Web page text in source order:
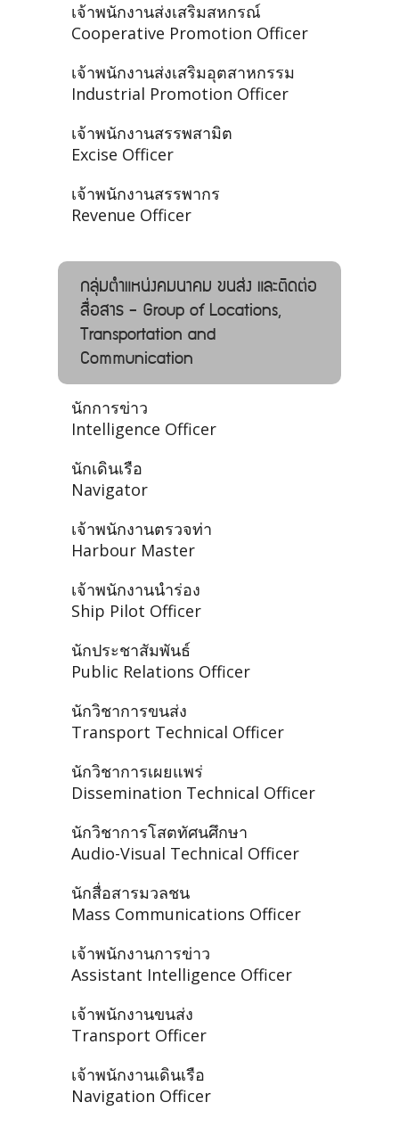
เจ้าพนักงานส่งเสริมสหกรณ์
Cooperative Promotion Officer
เจ้าพนักงานส่งเสริมอุตสาหกรรม
Industrial Promotion Officer
เจ้าพนักงานสรรพสามิต
Excise Officer
เจ้าพนักงานสรรพากร
Revenue Officer
กลุ่มตำแหน่งคมนาคม ขนส่ง และติดต่อ
สื่อสาร - Group of Locations,
Transportation and
Communication
นักการข่าว
Intelligence Officer
นักเดินเรือ
Navigator
เจ้าพนักงานตรวจท่า
Harbour Master
เจ้าพนักงานนำร่อง
Ship Pilot Officer
นักประชาสัมพันธ์
Public Relations Officer
นักวิชาการขนส่ง
Transport Technical Officer
นักวิชาการเผยแพร่
Dissemination Technical Officer
นักวิชาการโสตทัศนศึกษา
Audio-Visual Technical Officer
นักสื่อสารมวลชน
Mass Communications Officer
เจ้าพนักงานการข่าว
Assistant Intelligence Officer
เจ้าพนักงานขนส่ง
Transport Officer
เจ้าพนักงานเดินเรือ
Navigation Officer